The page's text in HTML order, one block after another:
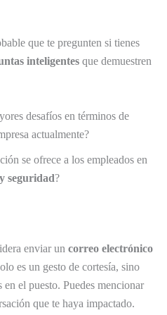
que te pregunten si tienes
inteligentes que demuestren
desafíos en términos de
actualmente?
se ofrece a los empleados en
seguridad?
enviar un correo electrónico
es un gesto de cortesía, sino
el puesto. Puedes mencionar
que te haya impactado.